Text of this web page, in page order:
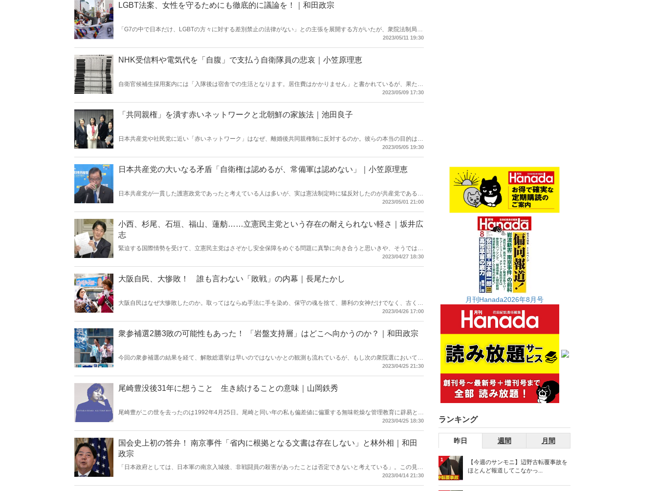
LGBT法案、女性を守るためにも徹底的に議論を！｜和田政宗
「G7の中で日本だけ、LGBTの方々に対する差別禁止の法律がない」との主張を展開する方がいたが、衆院法制局に
よって「（G7の）いずれの国にも、性的指向・性自認に特化して差別禁止を定める法律はない」ということが明ら
2023/05/11 19:30
NHK受信料や電気代を「自腹」で支払う自衛隊員の悲哀｜小笠原理恵
自衛官候補生採用案内には「入隊後は宿舎での生活となります。居住費はかかりません」と書かれているが、果たし
て本当なのか。電気ポットや冷蔵庫の電気代だけではなく、テレビがないのにNHKの受信料も徴収されていた
2023/05/09 17:30
「共同親権」を潰す赤いネットワークと北朝鮮の家族法｜池田良子
日本共産党や社民党に近い「赤いネットワーク」はなぜ、離婚後共同親権制に反対するのか。彼らの本当の目的は、
「離婚後も男性による女性と子供の支配が継続することを断固阻止する」ことにある――。（画像は駒崎弘樹氏
2023/05/05 19:30
日本共産党の大いなる矛盾「自衛権は認めるが、常備軍は認めない」｜小笠原理恵
日本共産党が一貫した護憲政党であったと考えている人は多いが、実は憲法制定時に猛反対したのが共産党である。
つまり、「憲法9条を守れ！」ではなく、「憲法9条を変えろ！」と主張していたのだ。なぜ共産党はこれを転換し
2023/05/01 21:00
小西、杉尾、石垣、福山、蓮舫……立憲民主党という存在の耐えられない軽さ｜坂井広
志
緊迫する国際情勢を受けて、立憲民主党はさぞかし安全保障をめぐる問題に真摯に向き合うと思いきや、そうではな
かった――。自称〝憲法学者〟である小西洋之議員だけではない。立民の質問には、あきれるほど軽く、また本質か
2023/04/27 18:30
大阪自民、大惨敗！ 誰も言わない「敗戦」の内幕｜長尾たかし
大阪自民はなぜ大惨敗したのか。取ってはならぬ手法に手を染め、保守の魂を捨て、勝利の女神だけでなく、古くか
ら自民党を支持する保守層から見放され、自民票は完全に維新に流れた――。（サムネイルは谷口真由美氏Twitterよ
2023/04/26 17:00
衆参補選2勝3敗の可能性もあった！ 「岩盤支持層」はどこへ向かうのか？｜和田政宗
今回の衆参補選の結果を経て、解散総選挙は早いのではないかとの観測も流れているが、もし次の衆院選において、
維新と立憲で候補者調整などが行われれば、自民党はかなりの厳しい結果を覚悟しなければならない――。(サムネ
2023/04/25 21:30
尾崎豊没後31年に想うこと 生き続けることの意味｜山岡鉄秀
尾崎豊がこの世を去ったのは1992年4月25日。尾崎と同い年の私も偏差値に偏重する無味乾燥な管理教育に辟易とし
ていたが、当時の私は、人のバイクを盗んで暴走したり、夜の校舎の窓ガラスを壊して回ったりするのは馬鹿げたこ
2023/04/25 18:30
国会史上初の答弁！ 南京事件「省内に根拠となる文書は存在しない」と林外相｜和田
政宗
「日本政府としては、日本軍の南京入城後、非戦闘員の殺害があったことは否定できないと考えている」。この見解
2023/04/14 21:30
月刊Hanada2026年8月号
ランキング
昨日 週間 月間
1
【今週のサンモニ】辺野古転覆事故を
ほとんど報道してこなかっ...